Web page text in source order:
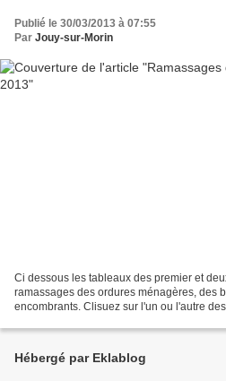
Publié le 30/03/2013 à 07:55
Par Jouy-sur-Morin
Ci dessous les tableaux des premier et
ramassages des ordures ménagères, des
encombrants. Clisuez sur l'un ou l'autre
Hébergé par Eklablog